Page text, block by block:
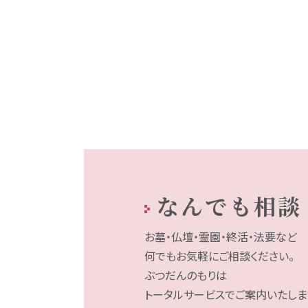
なんでも相談
お墓・仏壇・霊園・終活・法要など
何でもお気軽にご相談ください。
ぶつだんのもりは
トータルサービスでご案内いたしま